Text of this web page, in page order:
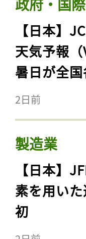
【日本】
天気予報
暑日が全
2日前
製造業
【日本】
素を用い
初